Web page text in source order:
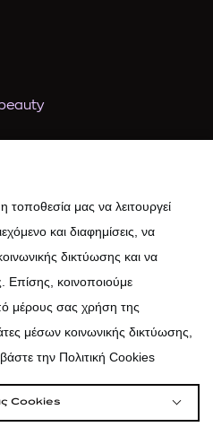
μας να λειτουργεί
και διαφημίσεις, να
δικτύωσης και να
Επίσης, κοινοποιούμε
μέρους σας χρήση της
μέσων κοινωνικής δικτύωσης,
την Πολιτική Cookies
Cookies